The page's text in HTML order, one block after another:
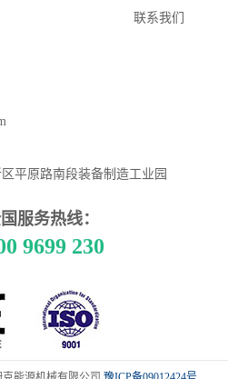
联系我们
平原路南段装备制造工业园
服务热线：
9699 230